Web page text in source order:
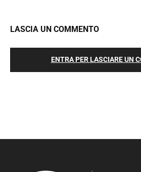
LASCIA UN COMMENTO
ENTRA PER LASCIARE UN